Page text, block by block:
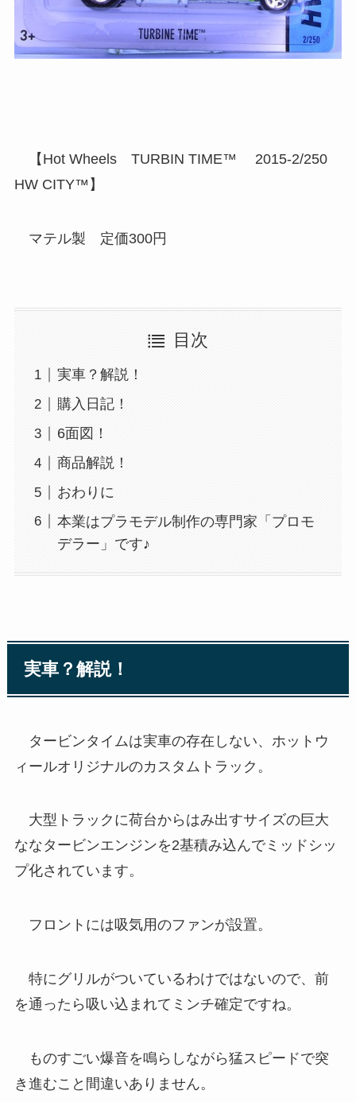
【Hot Wheels TURBIN TIME™ 2015-2/250
HW CITY™】
マテル製 定価300円
目次
実車？解説！
購入日記！
6面図！
商品解説！
おわりに
本業はプラモデル制作の専門家「プロモ
デラー」です♪
実車？解説！
タービンタイムは実車の存在しない、ホットウ
ィールオリジナルのカスタムトラック。
大型トラックに荷台からはみ出すサイズの巨大
ななタービンエンジンを2基積み込んでミッドシッ
プ化されています。
フロントには吸気用のファンが設置。
特にグリルがついているわけではないので、前
を通ったら吸い込まれてミンチ確定ですね。
ものすごい爆音を鳴らしながら猛スピードで突
き進むこと間違いありません。